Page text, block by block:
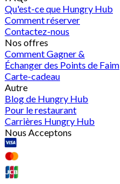
Qu'est-ce que Hungry Hub
Comment réserver
Contactez-nous
Nos offres
Comment Gagner &
Échanger des Points de Faim
Carte-cadeau
Autre
Blog de Hungry Hub
Pour le restaurant
Carrières Hungry Hub
Nous Acceptons